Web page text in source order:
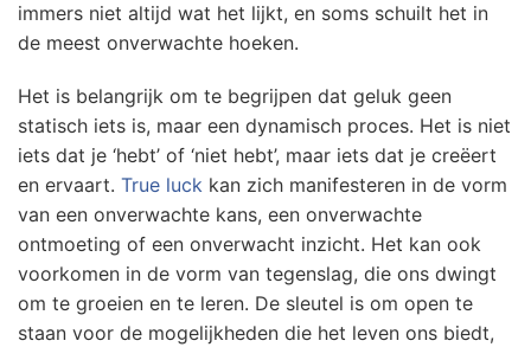
immers niet altijd wat het lijkt, en soms schuilt het in
de meest onverwachte hoeken.
Het is belangrijk om te begrijpen dat geluk geen
statisch iets is, maar een dynamisch proces. Het is niet
iets dat je ‘hebt’ of ‘niet hebt’, maar iets dat je creëert
en ervaart. True luck kan zich manifesteren in de vorm
van een onverwachte kans, een onverwachte
ontmoeting of een onverwacht inzicht. Het kan ook
voorkomen in de vorm van tegenslag, die ons dwingt
om te groeien en te leren. De sleutel is om open te
staan voor de mogelijkheden die het leven ons biedt,